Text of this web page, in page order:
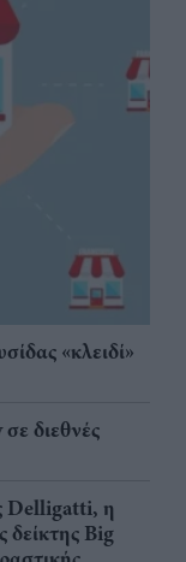
«κλειδί»
διεθνές
Delligatti, η
δείκτης Big